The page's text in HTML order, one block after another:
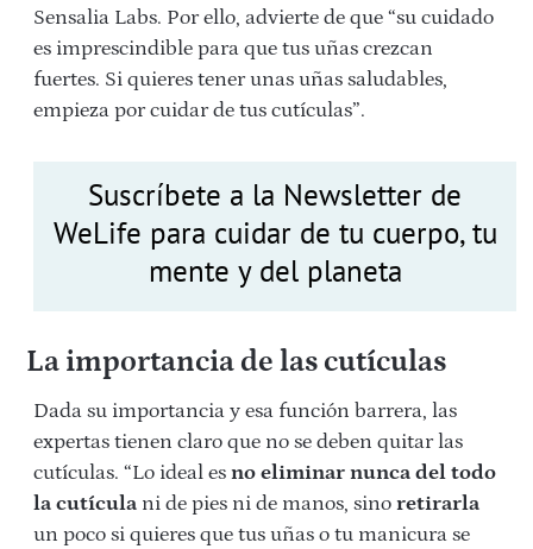
Sensalia Labs. Por ello, advierte de que “su cuidado
es imprescindible para que tus uñas crezcan
fuertes. Si quieres tener unas uñas saludables,
empieza por cuidar de tus cutículas”.
Suscríbete a la Newsletter de
WeLife para cuidar de tu cuerpo, tu
mente y del planeta
La importancia de las cutículas
Dada su importancia y esa función barrera, las
expertas tienen claro que no se deben quitar las
cutículas. “Lo ideal es no eliminar nunca del todo
la cutícula ni de pies ni de manos, sino retirarla
un poco si quieres que tus uñas o tu manicura se